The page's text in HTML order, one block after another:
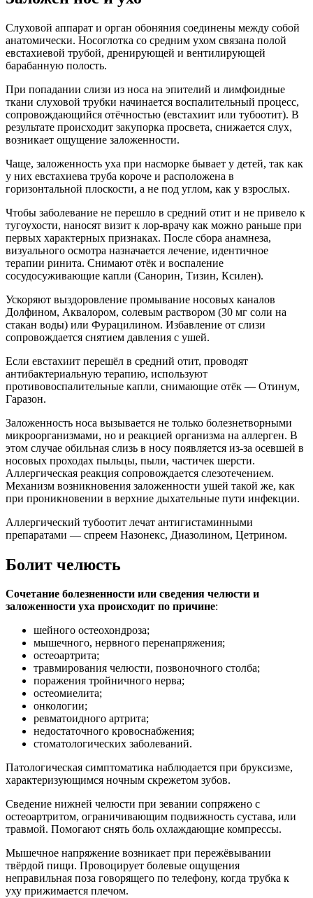
Слуховой аппарат и орган обоняния соединены между собой
анатомически. Носоглотка со средним ухом связана полой
евстахиевой трубой, дренирующей и вентилирующей
барабанную полость.
При попадании слизи из носа на эпителий и лимфоидные
ткани слуховой трубки начинается воспалительный процесс,
сопровождающийся отёчностью (евстахиит или тубоотит). В
результате происходит закупорка просвета, снижается слух,
возникает ощущение заложенности.
Чаще, заложенность уха при насморке бывает у детей, так как
у них евстахиева труба короче и расположена в
горизонтальной плоскости, а не под углом, как у взрослых.
Чтобы заболевание не перешло в средний отит и не привело к
тугоухости, наносят визит к лор-врачу как можно раньше при
первых характерных признаках. После сбора анамнеза,
визуального осмотра назначается лечение, идентичное
терапии ринита. Снимают отёк и воспаление
сосудосуживающие капли (Санорин, Тизин, Ксилен).
Ускоряют выздоровление промывание носовых каналов
Долфином, Аквалором, солевым раствором (30 мг соли на
стакан воды) или Фурацилином. Избавление от слизи
сопровождается снятием давления с ушей.
Если евстахиит перешёл в средний отит, проводят
антибактериальную терапию, используют
противовоспалительные капли, снимающие отёк — Отинум,
Гаразон.
Заложенность носа вызывается не только болезнетворными
микроорганизмами, но и реакцией организма на аллерген. В
этом случае обильная слизь в носу появляется из-за осевшей в
носовых проходах пыльцы, пыли, частичек шерсти.
Аллергическая реакция сопровождается слезотечением.
Механизм возникновения заложенности ушей такой же, как
при проникновении в верхние дыхательные пути инфекции.
Аллергический тубоотит лечат антигистаминными
препаратами — спреем Назонекс, Диазолином, Цетрином.
Болит челюсть
Сочетание болезненности или сведения челюсти и
заложенности уха происходит по причине:
шейного остеохондроза;
мышечного, нервного перенапряжения;
остеоартрита;
травмирования челюсти, позвоночного столба;
поражения тройничного нерва;
остеомиелита;
онкологии;
ревматоидного артрита;
недостаточного кровоснабжения;
стоматологических заболеваний.
Патологическая симптоматика наблюдается при бруксизме,
характеризующимся ночным скрежетом зубов.
Сведение нижней челюсти при зевании сопряжено с
остеоартритом, ограничивающим подвижность сустава, или
травмой. Помогают снять боль охлаждающие компрессы.
Мышечное напряжение возникает при пережёвывании
твёрдой пищи. Провоцирует болевые ощущения
неправильная поза говорящего по телефону, когда трубка к
уху прижимается плечом.